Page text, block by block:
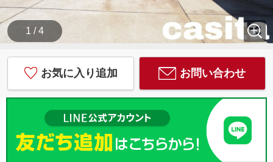
1 / 4
お気に入り追加 お問い合わせ